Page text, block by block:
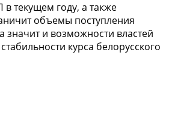
в текущем году, а также
объемы поступления
значит и возможности властей
курса белорусского